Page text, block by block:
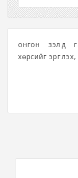
онгон зэлүүд
хөрсийг